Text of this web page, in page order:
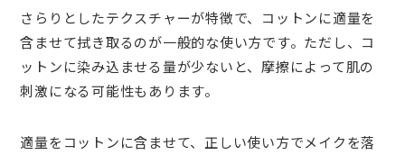
さらりとしたテクスチャーが特徴で、コットンに適量を
含ませて拭き取るのが一般的な使い方です。ただし、コ
ットンに染み込ませる量が少ないと、摩擦によって肌の
刺激になる可能性もあります。
適量をコットンに含ませて、正しい使い方でメイクを落